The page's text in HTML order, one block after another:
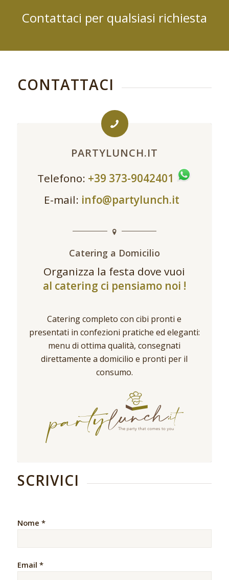
Contattaci per qualsiasi richiesta
CONTATTACI
PARTYLUNCH.IT
Telefono: +39 373-9042401
E-mail: info@partylunch.it
Catering a Domicilio
Organizza la festa dove vuoi
al catering ci pensiamo noi !
Catering completo con cibi pronti e
presentati in confezioni pratiche ed eleganti:
menu di ottima qualità, consegnati
direttamente a domicilio e pronti per il
consumo.
SCRIVICI
Nome *
Email *